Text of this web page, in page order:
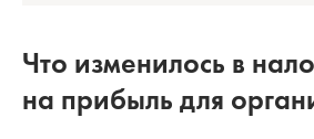
Что изменилось в
на прибыль для